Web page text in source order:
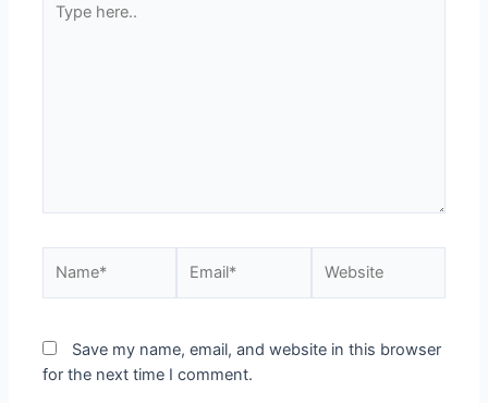
here..
Save my name, email, and website in this browser
for the next time I comment.